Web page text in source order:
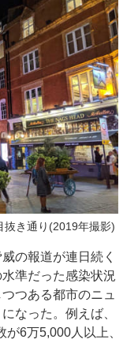
抜き通り(2019年撮影)
の報道が連日続く
準だった感染状況
つある都市のニュ
なった。例えば、
6万5,000人以上、